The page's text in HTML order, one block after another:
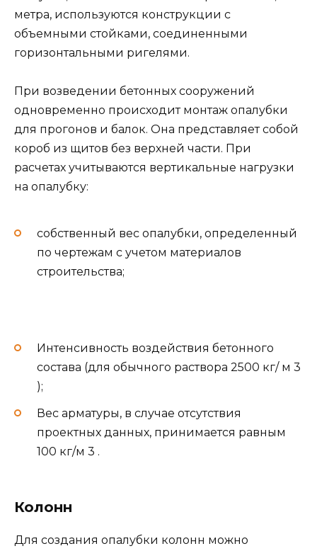
метра, используются конструкции с
объемными стойками, соединенными
горизонтальными ригелями.
При возведении бетонных сооружений
одновременно происходит монтаж опалубки
для прогонов и балок. Она представляет собой
короб из щитов без верхней части. При
расчетах учитываются вертикальные нагрузки
на опалубку:
собственный вес опалубки, определенный
по чертежам с учетом материалов
строительства;
Интенсивность воздействия бетонного
состава (для обычного раствора 2500 кг/ м 3
);
Вес арматуры, в случае отсутствия
проектных данных, принимается равным
100 кг/м 3 .
Колонн
Для создания опалубки колонн можно